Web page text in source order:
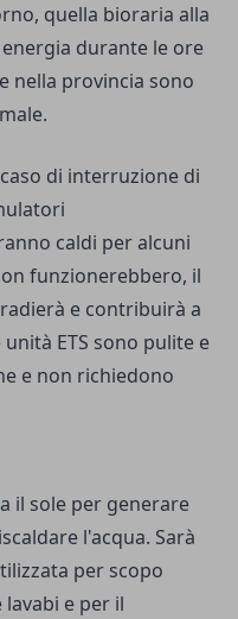
quella bioraria alla
durante le ore
nella provincia sono
di interruzione di
caldi per alcuni
funzionerebbero, il
e contribuirà a
ETS sono pulite e
e non richiedono
il sole per generare
l'acqua. Sarà
per scopo
e per il